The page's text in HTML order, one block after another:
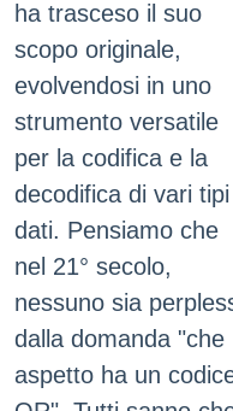
ha trasceso il suo
scopo originale,
evolvendosi in uno
strumento versatile
per la codifica e la
decodifica di vari
dati. Pensiamo che
nel 21° secolo,
nessuno sia
dalla domanda "che
aspetto ha un